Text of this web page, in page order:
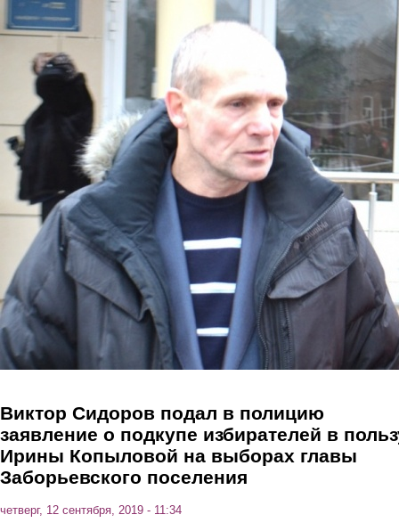
Перейти к основному содержанию
Виктор Сидоров подал в полицию
заявление о подкупе избирателей в
Ирины Копыловой на выборах главы
Заборьевского поселения
четверг, 12 сентября, 2019 - 11:34